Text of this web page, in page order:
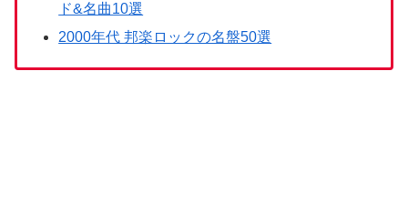
ド&名曲10選
2000年代 邦楽ロックの名盤50選